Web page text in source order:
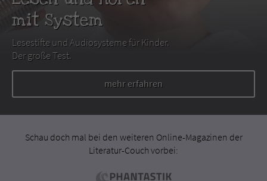
mit System
Lesestifte und Audiosysteme für Kinder.
Der große Test.
mehr erfahren
Schau doch mal bei den weiteren Online-Magazinen der
Literatur-Couch vorbei: